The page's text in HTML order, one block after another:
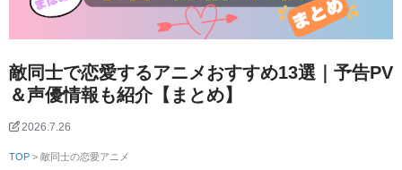
敵同士で恋愛するアニメおすすめ13選｜予告PV
＆声優情報も紹介【まとめ】
2026.7.26
TOP > 敵同士の恋愛アニメ